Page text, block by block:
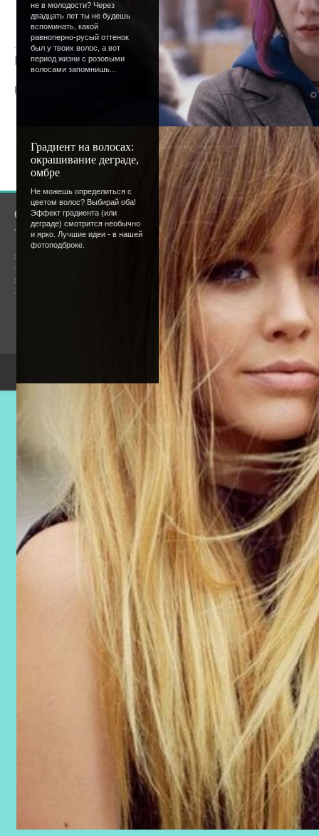
не в молодости? Через
двадцать лет ты не будешь
вспоминать, какой
равноперно-русый оттенок
был у твоих волос, а вот
период жизни с розовыми
волосами запомнишь...
Градиент на волосах:
окрашивание деграде,
омбре
Не можешь определиться с
цветом волос? Выбирай оба!
Эффект градиента (или
деграде) смотрится необычно
и ярко. Лучшие идеи - в нашей
фотоподброке.
Просмотров: 1354 | Добавил: Lettera|Рейтинг :
Всего комментариев
Добавлять комментарии могут
пользователи.
[ Регистрация|
О сайте Сообщество
Онлайн всего:5
Гостей:5
Пользователей:
Copyright